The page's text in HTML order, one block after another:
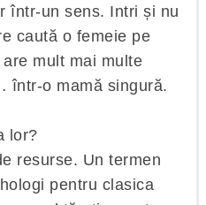
într-un sens. Intri și nu
caută o femeie pe
mult mai multe
într-o mamă singură.
lor?
resurse. Un termen
pentru clasica